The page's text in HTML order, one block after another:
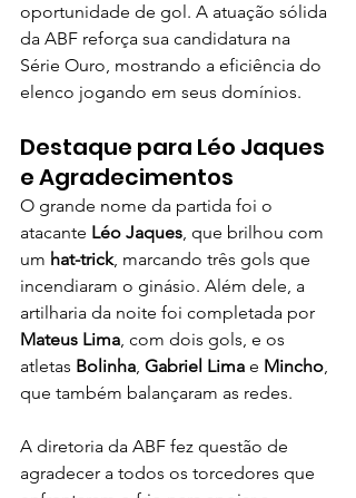
oportunidade de gol. A atuação sólida
da ABF reforça sua candidatura na
Série Ouro, mostrando a eficiência do
elenco jogando em seus domínios.
Destaque para Léo Jaques
e Agradecimentos
O grande nome da partida foi o
atacante Léo Jaques, que brilhou com
um hat-trick, marcando três gols que
incendiaram o ginásio. Além dele, a
artilharia da noite foi completada por
Mateus Lima, com dois gols, e os
atletas Bolinha, Gabriel Lima e Mincho,
que também balançaram as redes.
A diretoria da ABF fez questão de
agradecer a todos os torcedores que